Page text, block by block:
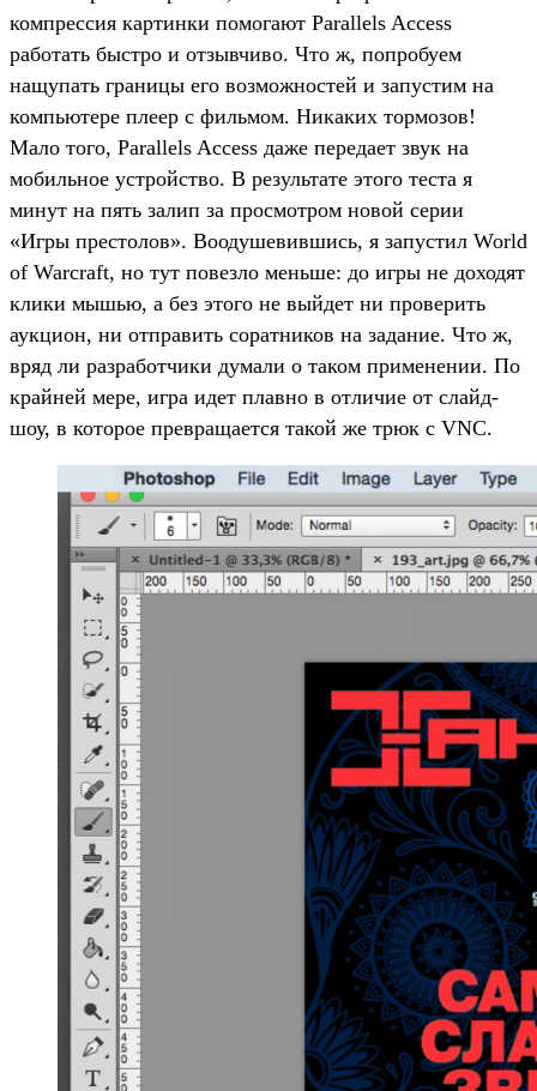
компрессия картинки помогают Parallels Access
работать быстро и отзывчиво. Что ж, попробуем
нащупать границы его возможностей и запустим на
компьютере плеер с фильмом. Никаких тормозов!
Мало того, Parallels Access даже передает звук на
мобильное устройство. В результате этого теста я
минут на пять залип за просмотром новой серии
«Игры престолов». Воодушевившись, я запустил World
of Warcraft, но тут повезло меньше: до игры не доходят
клики мышью, а без этого не выйдет ни проверить
аукцион, ни отправить соратников на задание. Что ж,
вряд ли разработчики думали о таком применении. По
крайней мере, игра идет плавно в отличие от слайд-
шоу, в которое превращается такой же трюк с VNC.